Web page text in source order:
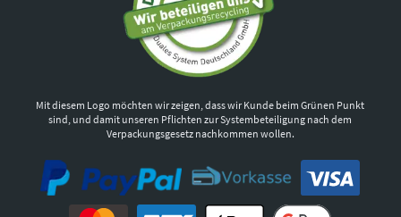
Mit diesem Logo möchten wir zeigen, dass wir Kunde beim Grünen Punkt
sind, und damit unseren Pflichten zur Systembeteiligung nach dem
Verpackungsgesetz nachkommen wollen.